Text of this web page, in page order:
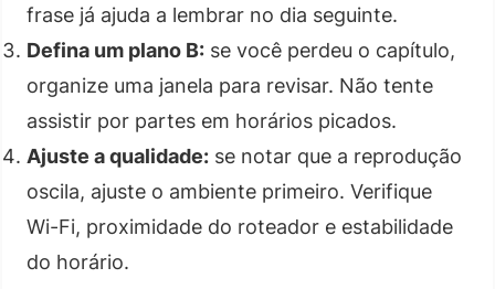
frase já ajuda a lembrar no dia seguinte.
Defina um plano B: se você perdeu o capítulo,
organize uma janela para revisar. Não tente
assistir por partes em horários picados.
Ajuste a qualidade: se notar que a reprodução
oscila, ajuste o ambiente primeiro. Verifique
Wi-Fi, proximidade do roteador e estabilidade
do horário.